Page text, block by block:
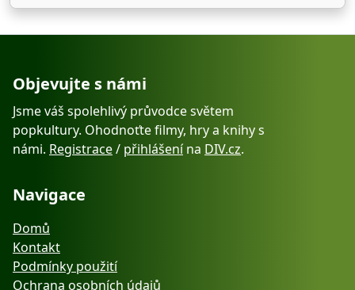
Objevujte s námi
Jsme váš spolehlivý průvodce světem
popkultury. Ohodnoťte filmy, hry a knihy s
námi. Registrace/ přihlášenína DIV.cz.
Navigace
Domů
Kontakt
Podmínky použití
Ochrana osobních údajů